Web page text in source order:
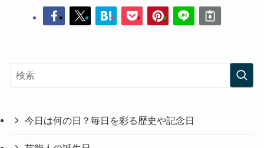
今日は何の日？毎日を彩る歴史や記念日